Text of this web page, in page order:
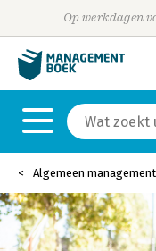
Op werkdagen
Algemeen management